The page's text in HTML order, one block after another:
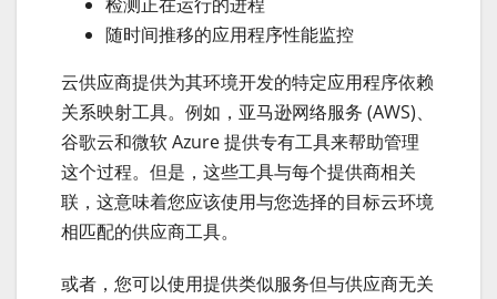
随时间推移的应用程序性能监控
云供应商提供为其环境开发的特定应用程序依赖
关系映射工具。例如，亚马逊网络服务 (AWS)、
谷歌云和微软 Azure 提供专有工具来帮助管理
这个过程。但是，这些工具与每个提供商相关
联，这意味着您应该使用与您选择的目标云环境
相匹配的供应商工具。
或者，您可以使用提供类似服务但与供应商无关